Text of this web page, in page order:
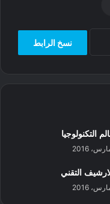
نسخ الرابط
التكنولوجيا
التقني